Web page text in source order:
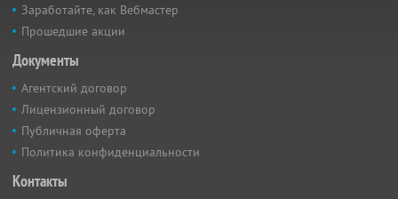
Заработайте, как Вебмастер
Прошедшие акции
Документы
Агентский договор
Лицензионный договор
Публичная оферта
Политика конфиденциальности
Контакты